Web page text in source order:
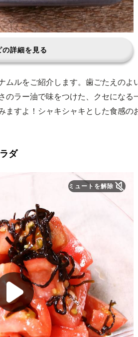
の詳細を見る
ムルをご紹介します。歯ごたえのよ
のラー油で味をつけた、クセになる
ますよ！シャキシャキとした食感の
ダ
ミュートを解除